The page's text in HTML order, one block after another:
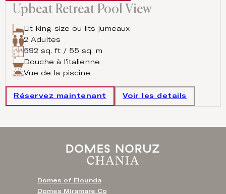
Upbeat Retreat Pool View
Lit king-size ou lits jumeaux
2 Adultes
592 sq. ft / 55 sq. m
Douche à l'italienne
Vue de la piscine
Réservez maintenant Voir les details
Domes of Elounda
Domes Miramare Co